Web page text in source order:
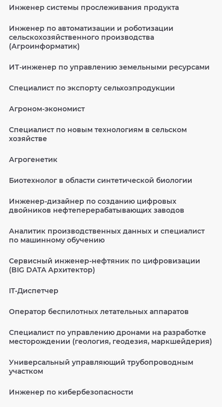
Инженер системы прослеживания продукта
Инженер по автоматизации и роботизации
сельскохозяйственного производства
(Агроинформатик)
ИТ-инженер по управлению земельными ресурсами
Специалист по экспорту сельхозпродукции
Агроном-экономист
Специалист по новым технологиям в сельском
хозяйстве
Агрогенетик
Биотехнолог в области синтетической биологии
Инженер-дизайнер по созданию цифровых
двойников нефтеперерабатывающих заводов
Аналитик производственных данных и специалист
по машинному обучению
Сервисный инженер-нефтяник по цифровизации
(BIG DATA Архитектор)
IT-Диспетчер
Оператор беспилотных летательных аппаратов
Специалист по управлению дронами на разработке
месторождении (геология, геодезия, маркшейдерия)
Универсальный управляющий трубопроводным
участком
Инженер по кибербезопасности